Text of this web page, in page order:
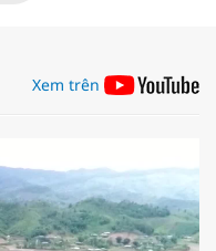
Xem trên